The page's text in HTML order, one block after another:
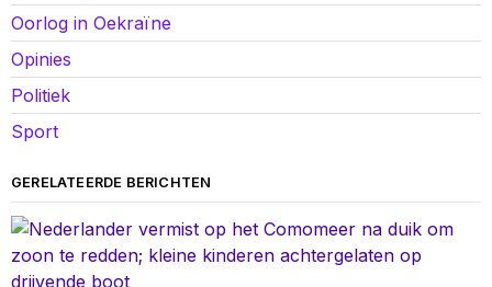
Oorlog in Oekraïne
Opinies
Politiek
Sport
GERELATEERDE BERICHTEN